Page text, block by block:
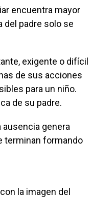
encuentra mayor
del padre solo se
exigente o difícil
de sus acciones
para un niño.
de su padre.
genera
terminan formando
la imagen del